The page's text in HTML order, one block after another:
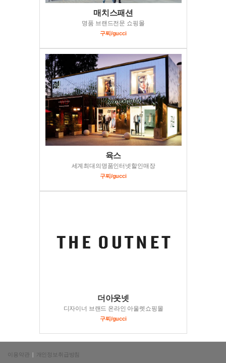
매치스패션
명품 브랜드전문 쇼핑몰
구찌/gucci
육스
세계최대의명품인터넷할인매장
구찌/gucci
더아웃넷
디자이너 브랜드 온라인 아울렛쇼핑몰
구찌/gucci
이용약관 | 개인정보취급방침